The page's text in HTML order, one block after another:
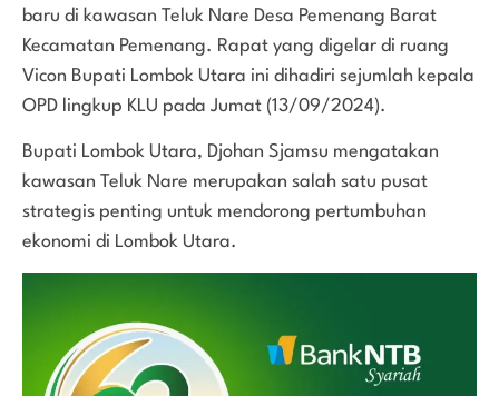
baru di kawasan Teluk Nare Desa Pemenang Barat
Kecamatan Pemenang. Rapat yang digelar di ruang
Vicon Bupati Lombok Utara ini dihadiri sejumlah kepala
OPD lingkup KLU pada Jumat (13/09/2024).
Bupati Lombok Utara, Djohan Sjamsu mengatakan
kawasan Teluk Nare merupakan salah satu pusat
strategis penting untuk mendorong pertumbuhan
ekonomi di Lombok Utara.